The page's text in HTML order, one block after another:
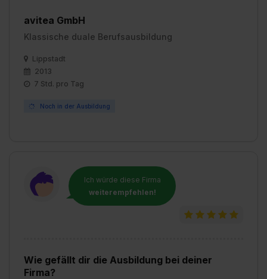
avitea GmbH
Klassische duale Berufsausbildung
Lippstadt
2013
7 Std. pro Tag
Noch in der Ausbildung
Ich würde diese Firma
weiterempfehlen!
Wie gefällt dir die Ausbildung bei deiner
Firma?